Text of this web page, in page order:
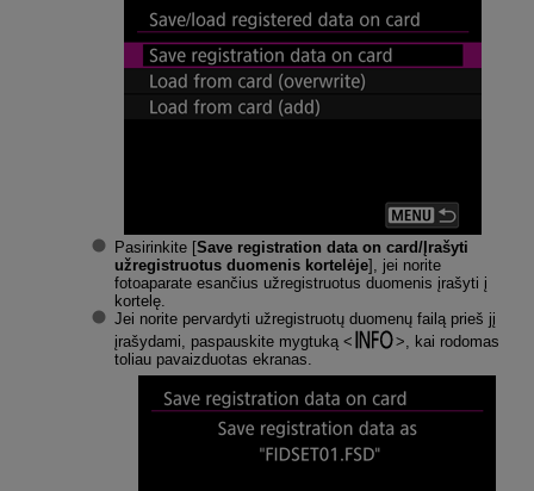
Pasirinkite [Save registration data on card/Įrašyti
užregistruotus duomenis kortelėje], jei norite
fotoaparate esančius užregistruotus duomenis įrašyti į
kortelę.
Jei norite pervardyti užregistruotų duomenų failą prieš jį
įrašydami, paspauskite mygtuką
, kai rodomas
toliau pavaizduotas ekranas.